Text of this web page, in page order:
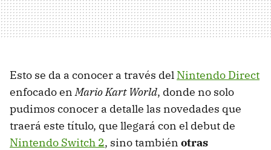
Esto se da a conocer a través del Nintendo Direct
enfocado enMario Kart World, donde no solo
pudimos conocer a detalle las novedades que
traerá este título, que llegará con el debut de
Nintendo Switch 2, sino también otras